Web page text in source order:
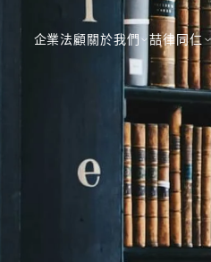
企業法顧關於我們 喆律同仁